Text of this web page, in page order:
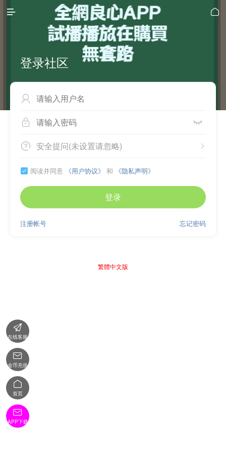
 
登录社区

 
 
安全提问(未设置请忽略)
 阅读并同意 《用户协议》 和 《隐私声明》
登录
忘记密码
注册帐号
繁體中文版

在线客服

金币充值

首页

APP下载